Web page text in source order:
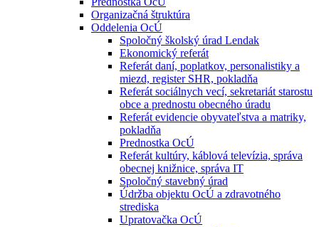
Organizačná štruktúra
Oddelenia OcÚ
Spoločný školský úrad Lendak
Ekonomický referát
Referát daní, poplatkov, personalistiky a
miezd, register SHR, pokladňa
Referát sociálnych vecí, sekretariát starostu
obce a prednostu obecného úradu
Referát evidencie obyvateľstva a matriky,
pokladňa
Prednostka OcÚ
Referát kultúry, káblová televízia, správa
obecnej knižnice, správa IT
Spoločný stavebný úrad
Údržba objektu OcÚ a zdravotného
strediska
Upratovačka OcÚ